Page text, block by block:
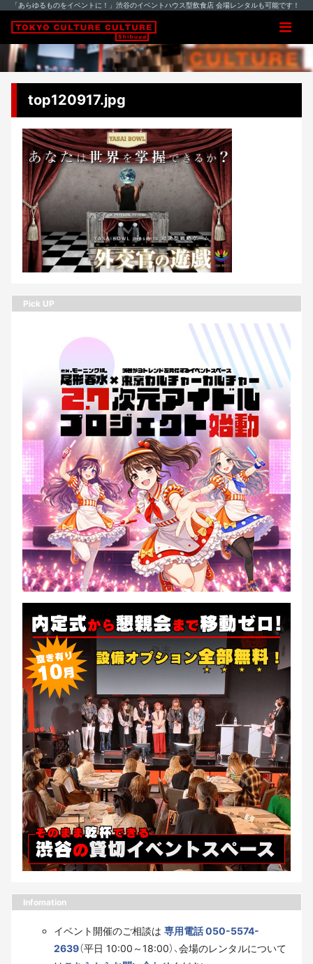
「あらゆるものをイベントに！」渋谷のイベントハウス型飲食店 会場レンタルも可能です！
top120917.jpg
Pick UP
Infomation
イベント開催のご相談は 専用電話 050-5574-
2639（平日 10:00～18:00）、会場のレンタルについて